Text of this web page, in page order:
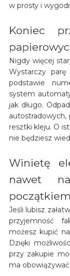
w prosty i
Koniec
Nigdy więcej
Wystarczy
podstawie
system
jak długo.
autostradowych,
resztki kleju. O
nie będziesz
Winietę
nawet
Jeśli lubisz
przyjemność
możesz kupić
Dzięki
przy zakupie
ma obowiązywać.